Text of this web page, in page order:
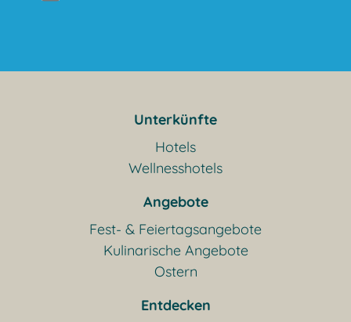
Unterkünfte
Hotels
Wellnesshotels
Angebote
Fest- & Feiertagsangebote
Kulinarische Angebote
Ostern
Entdecken